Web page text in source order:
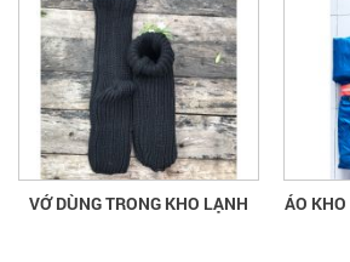
VỚ DÙNG TRONG KHO LẠNH ÁO